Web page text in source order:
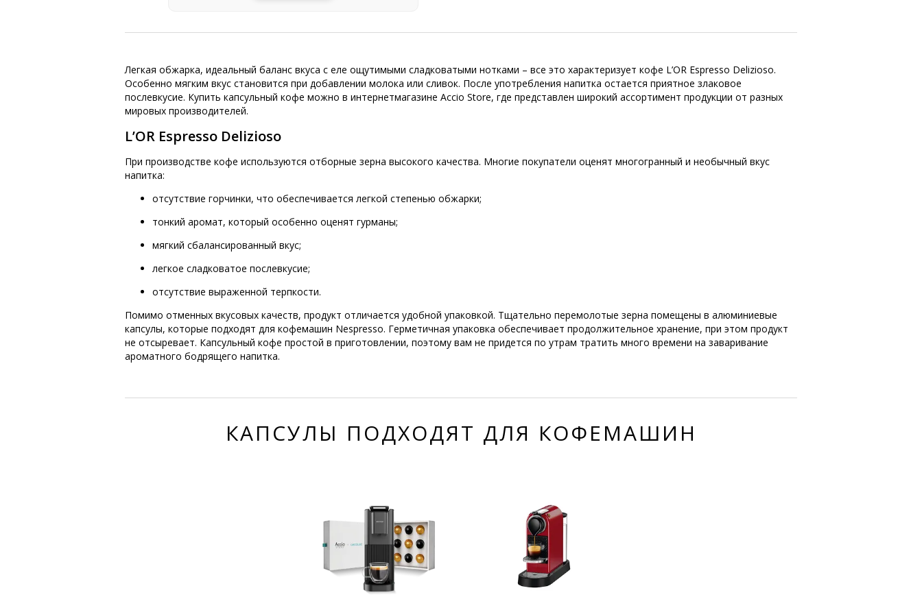
Легкая обжарка, идеальный баланс вкуса с еле ощутимыми сладковатыми нотками – все это характеризует кофе L’OR Espresso Delizioso.
Особенно мягким вкус становится при добавлении молока или сливок. После употребления напитка остается приятное злаковое
послевкусие. Купить капсульный кофе можно в интернетмагазине Accio Store, где представлен широкий ассортимент продукции от разных
мировых производителей.
L’OR Espresso Delizioso
При производстве кофе используются отборные зерна высокого качества. Многие покупатели оценят многогранный и необычный вкус
напитка:
отсутствие горчинки, что обеспечивается легкой степенью обжарки;
тонкий аромат, который особенно оценят гурманы;
мягкий сбалансированный вкус;
легкое сладковатое послевкусие;
отсутствие выраженной терпкости.
Помимо отменных вкусовых качеств, продукт отличается удобной упаковкой. Тщательно перемолотые зерна помещены в алюминиевые
капсулы, которые подходят для кофемашин Nespresso. Герметичная упаковка обеспечивает продолжительное хранение, при этом продукт
не отсыревает. Капсульный кофе простой в приготовлении, поэтому вам не придется по утрам тратить много времени на заваривание
ароматного бодрящего напитка.
КАПСУЛЫ ПОДХОДЯТ ДЛЯ КОФЕМАШИН